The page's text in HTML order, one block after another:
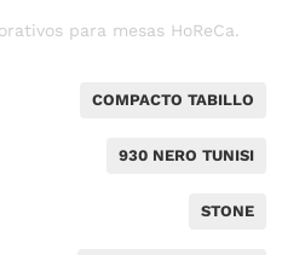
para mesas HoReCa.
COMPACTO TABILLO
930 NERO TUNISI
STONE